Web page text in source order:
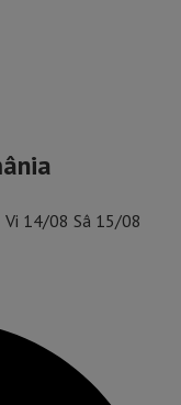
Vi 14/08 Sâ 15/08